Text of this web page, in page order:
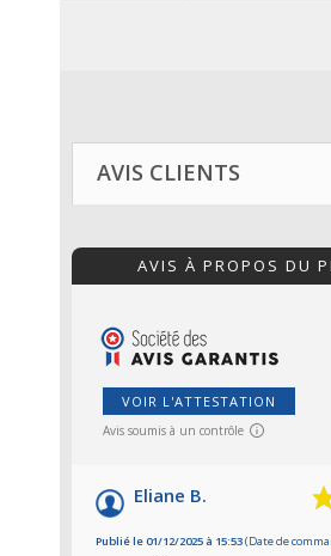
AVIS CLIENTS
AVIS À PROPOS DU
VOIR L'ATTESTATION
Avis soumis à un contrôle
Eliane B.
Publié le 01/12/2025 à 15:53(Date de